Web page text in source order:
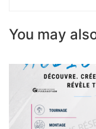
You may